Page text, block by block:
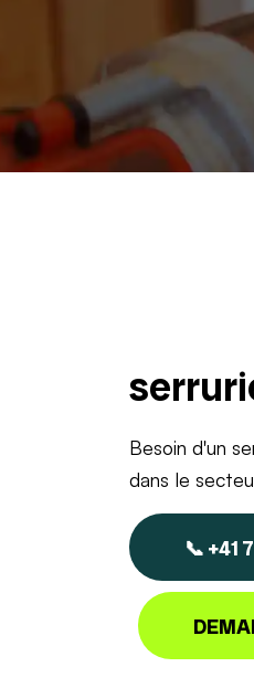
Besoin d'un
dans le
📞 +41